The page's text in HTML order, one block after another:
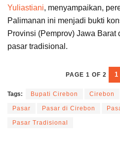
Yuliastiani, menyampaikan,
Palimanan ini menjadi bukti
Provinsi (Pemprov) Jawa Barat
pasar tradisional.
PAGE 1 OF 2 1
Tags: Bupati Cirebon Cirebon
Pasar Pasar di Cirebon
Pasar Tradisional